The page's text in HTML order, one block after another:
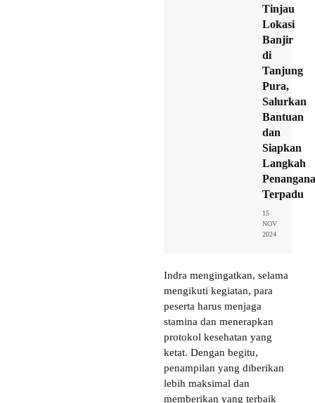
Tinjau
Lokasi
Banjir
di
Tanjung
Pura,
Salurkan
Bantuan
dan
Siapkan
Langkah
Terpadu
15
NOV
2024
Indra mengingatkan, selama
mengikuti kegiatan, para
peserta harus menjaga
stamina dan menerapkan
protokol kesehatan yang
ketat. Dengan begitu,
penampilan yang diberikan
lebih maksimal dan
memberikan yang terbaik